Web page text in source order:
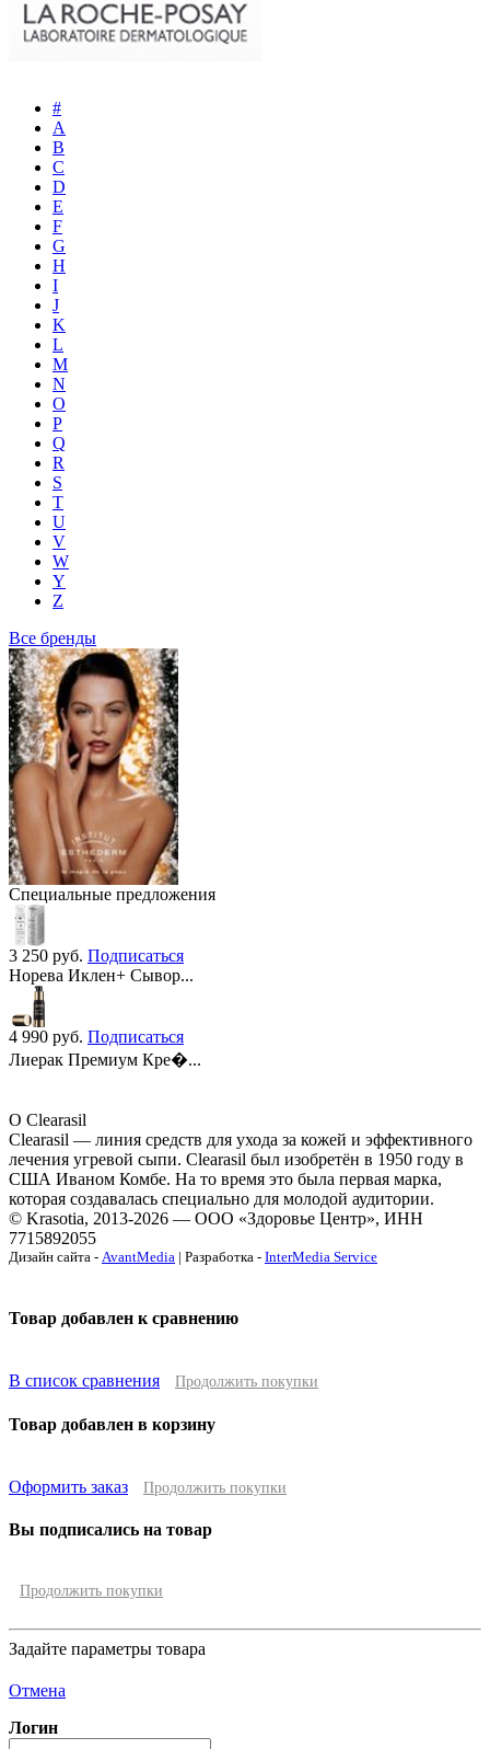
#
A
B
C
D
E
F
G
H
I
J
K
L
M
N
O
P
Q
R
S
T
U
V
W
Y
Z
Все бренды
Специальные предложения
3 250 руб. Подписаться
Норева Иклен+ Сывор...
4 990 руб. Подписаться
Лиерак Премиум Кре�...
О Clearasil
Clearasil — линия средств для ухода за кожей и эффективного
лечения угревой сыпи. Clearasil был изобретён в 1950 году в
США Иваном Комбе. На то время это была первая марка,
которая создавалась специально для молодой аудитории.
© Krasotia, 2013-2026 — ООО «Здоровье Центр», ИНН
7715892055
Дизайн сайта - AvantMedia | Разработка - InterMedia Service
Товар добавлен к сравнению
В список сравнения Продолжить покупки
Товар добавлен в корзину
Оформить заказ Продолжить покупки
Вы подписались на товар
Продолжить покупки
Задайте параметры товара
Отмена
Логин